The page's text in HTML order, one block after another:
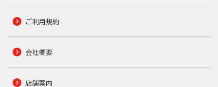
ご利用規約
会社概要
店舗案内